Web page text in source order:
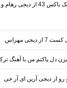
دانلود ریمیکس موزیک باکس
مهراس
دل پاکتم من با آهنگ
رو از دیجی آرین ای آر جی